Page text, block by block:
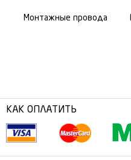
Монтажные провода
КАК ОПЛАТИТЬ